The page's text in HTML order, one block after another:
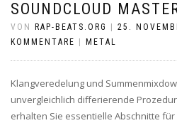
SOUNDCLOUD
VON RAP-BEATS.ORG 25.
KOMMENTARE
METAL
Klangveredelung und
unvergleichlich differierende
erhalten Sie essentielle Abschnitte